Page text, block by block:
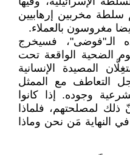
مخربين إرهابيين
مغروسون بالعملاء.
الـ"فوضى"، فسيخرج
الضحية الواقعة تحت
المصيدة الإنسانية
التعاطف مع الممثل
وجوده. إذا كانوا
لمصلحتهم، فلماذا
النهاية مَن نحن وماذا